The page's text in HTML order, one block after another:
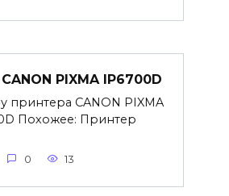
PIXMA IP6700D
принтера CANON PIXMA
Похожее: Принтер
0 13